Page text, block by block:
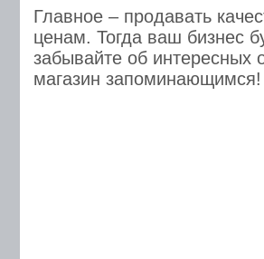
Главное – продавать
ценам. Тогда ваш бизнес
забывайте об интересных
магазин запоминающимся!